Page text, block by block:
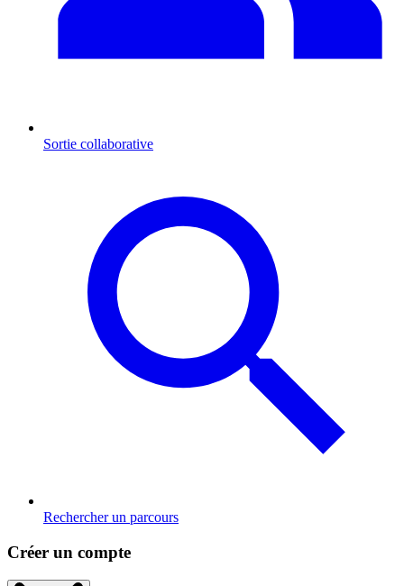
Sortie collaborative
Rechercher un parcours
Créer un compte